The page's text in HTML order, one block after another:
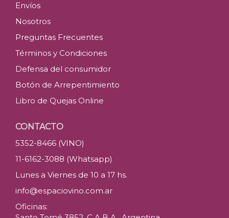
Envíos
Nosotros
Preguntas Frecuentes
Términos y Condiciones
Defensa del consumidor
Botón de Arrepentimiento
Libro de Quejas Online
CONTACTO
5352-8466 (VINO)
11-6162-3088 (Whatsapp)
Lunes a Viernes de 10 a 17 hs.
info@espaciovino.com.ar
Oficinas: